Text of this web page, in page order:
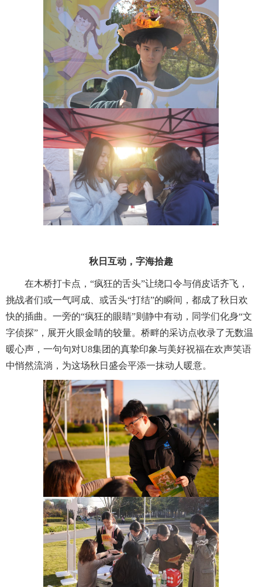
秋日互动，字海拾趣
在木桥打卡点，“疯狂的舌头”让绕口令与俏皮话齐飞，
挑战者们或一气呵成、或舌头“打结”的瞬间，都成了秋日欢
快的插曲。一旁的“疯狂的眼睛”则静中有动，同学们化身“文
字侦探”，展开火眼金睛的较量。桥畔的采访点收录了无数温
暖心声，一句句对U8集团的真挚印象与美好祝福在欢声笑语
中悄然流淌，为这场秋日盛会平添一抹动人暖意。